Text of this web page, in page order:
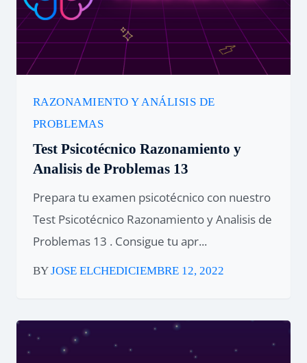
RAZONAMIENTO Y ANÁLISIS DE
PROBLEMAS
Test Psicotécnico Razonamiento y
Analisis de Problemas 13
Prepara tu examen psicotécnico con nuestro
Test Psicotécnico Razonamiento y Analisis de
Problemas 13 . Consigue tu apr...
BYJOSE ELCHEDICIEMBRE 12, 2022